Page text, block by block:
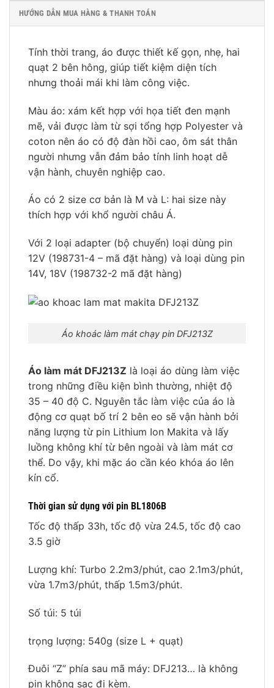
HƯỚNG DẪN MUA HÀNG & THANH TOÁN
Tính thời trang, áo được thiết kế gọn, nhẹ, hai
quạt 2 bên hông, giúp tiết kiệm diện tích
nhưng thoải mái khi làm công việc.
Màu áo: xám kết hợp với họa tiết đen mạnh
mẽ, vải được làm từ sợi tổng hợp Polyester và
coton nên áo có độ đàn hồi cao, ôm sát thân
người nhưng vẫn đảm bảo tính linh hoạt dễ
vận hành, chuyên nghiệp cao.
Áo có 2 size cơ bản là M và L: hai size này
thích hợp với khổ người châu Á.
Với 2 loại adapter (bộ chuyển) loại dùng pin
12V (198731-4 – mã đặt hàng) và loại dùng pin
14V, 18V (198732-2 mã đặt hàng)
Áo khoác làm mát chạy pin DFJ213Z
Áo làm mát DFJ213Z là loại áo dùng làm việc
trong những điều kiện bình thường, nhiệt độ
35 – 40 độ C. Nguyên tắc làm việc của áo là
động cơ quạt bố trí 2 bên eo sẽ vận hành bởi
năng lượng từ pin Lithium Ion Makita và lấy
luồng không khí từ bên ngoài và làm mát cơ
thể. Do vậy, khi mặc áo cần kéo khóa áo lên
kín cổ.
Thời gian sử dụng với pin BL1806B
Tốc độ thấp 33h, tốc độ vừa 24.5, tốc độ cao
3.5 giờ
Lượng khí: Turbo 2.2m3/phút, cao 2.1m3/phút,
vừa 1.7m3/phút, thấp 1.5m3/phút.
Số túi: 5 túi
trọng lượng: 540g (size L + quạt)
Đuôi “Z” phía sau mã máy: DFJ213… là không
pin không sạc đi kèm.